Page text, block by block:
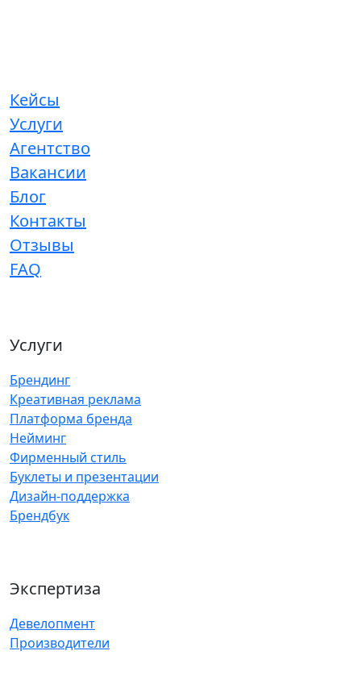
Кейсы
Услуги
Агентство
Вакансии
Блог
Контакты
Отзывы
FAQ
Услуги
Брендинг
Креативная реклама
Платформа бренда
Нейминг
Фирменный стиль
Буклеты и презентации
Дизайн-поддержка
Брендбук
Экспертиза
Девелопмент
Производители